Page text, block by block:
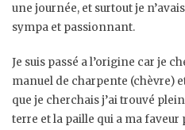
une journée, et surtout je
sympa et passionnant.
Je suis passé a l’origine car je
manuel de charpente (chèvre)
que je cherchais j’ai trouvé
terre et la paille qui a ma faveur